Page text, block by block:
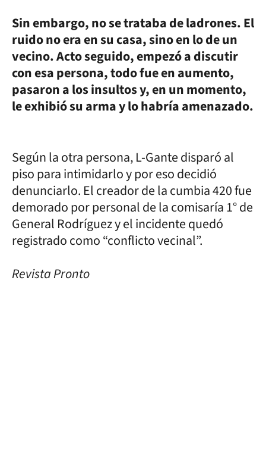
Sin embargo, no se trataba de ladrones. El
ruido no era en su casa, sino en lo de un
vecino. Acto seguido, empezó a discutir
con esa persona, todo fue en aumento,
pasaron a los insultos y, en un momento,
le exhibió su arma y lo habría amenazado.
Según la otra persona, L-Gante disparó al
piso para intimidarlo y por eso decidió
denunciarlo. El creador de la cumbia 420 fue
demorado por personal de la comisaría 1° de
General Rodríguez y el incidente quedó
registrado como “conflicto vecinal”.
Revista Pronto